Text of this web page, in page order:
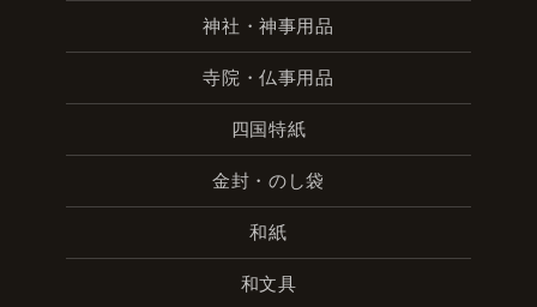
神社・神事用品
寺院・仏事用品
四国特紙
金封・のし袋
和紙
和文具